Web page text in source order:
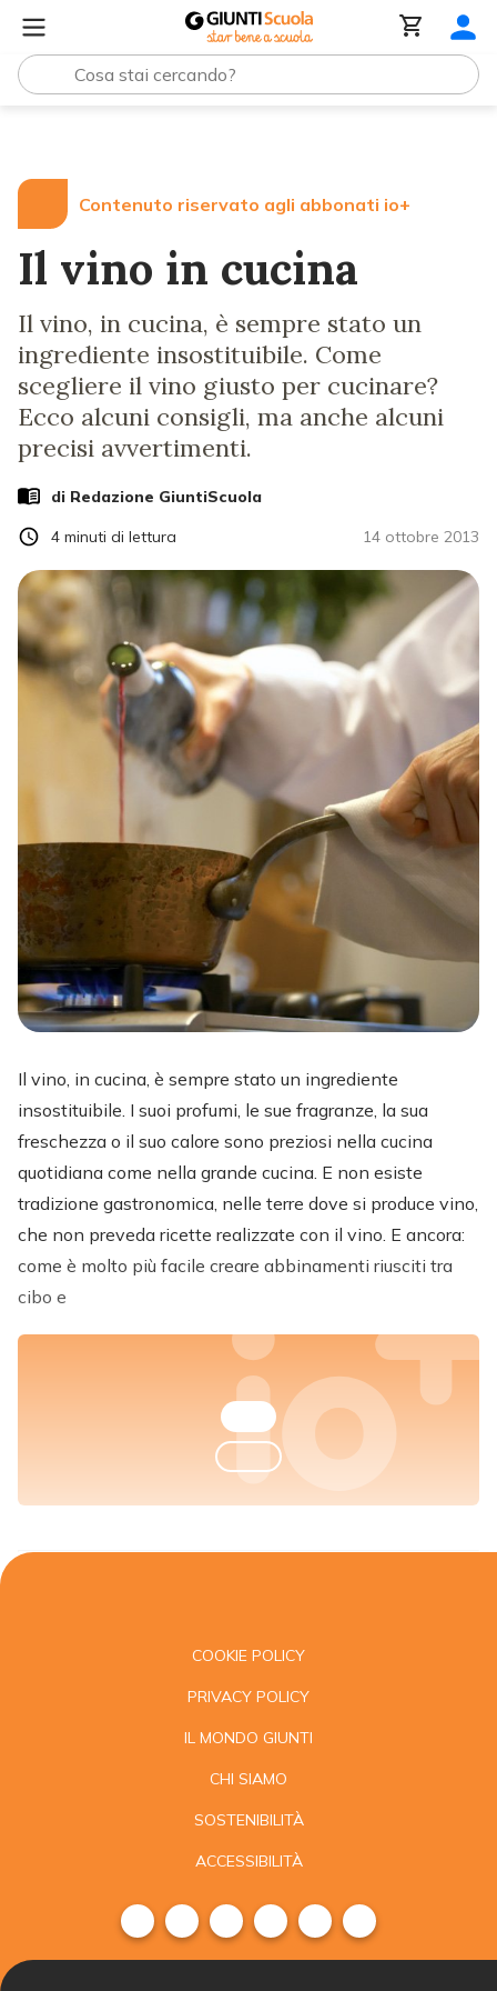
Contenuto riservato agli abbonati io+
Il vino in cucina
Il vino, in cucina, è sempre stato un
ingrediente insostituibile. Come
scegliere il vino giusto per cucinare?
Ecco alcuni consigli, ma anche alcuni
precisi avvertimenti.
di Redazione GiuntiScuola
14 ottobre 2013
4 minuti di lettura
Il vino, in cucina, è sempre stato un ingrediente
insostituibile. I suoi profumi, le sue fragranze, la sua
freschezza o il suo calore sono preziosi nella cucina
quotidiana come nella grande cucina. E non esiste
tradizione gastronomica, nelle terre dove si produce vino,
che non preveda ricette realizzate con il vino. E ancora:
come è molto più facile creare abbinamenti riusciti tra
cibo e
COOKIE POLICY
PRIVACY POLICY
IL MONDO GIUNTI
CHI SIAMO
SOSTENIBILITÀ
ACCESSIBILITÀ